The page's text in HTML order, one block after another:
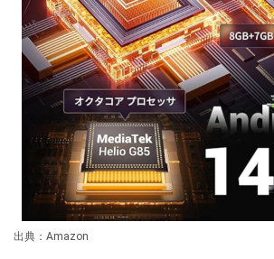
出典：Amazon